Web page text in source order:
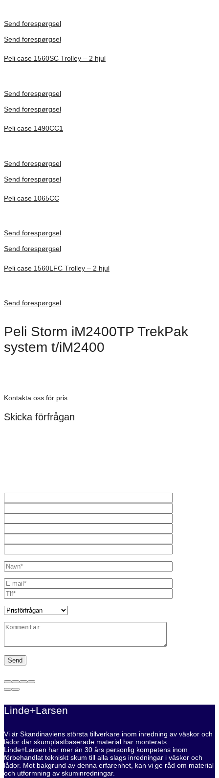
Send forespørgsel
Send forespørgsel
Peli case 1560SC Trolley – 2 hjul
Send forespørgsel
Send forespørgsel
Peli case 1490CC1
Send forespørgsel
Send forespørgsel
Peli case 1065CC
Send forespørgsel
Send forespørgsel
Peli case 1560LFC Trolley – 2 hjul
Send forespørgsel
Peli Storm iM2400TP TrekPak
system t/iM2400
Kontakta oss för pris
Skicka förfrågan
Linde+Larsen
Vi är Skandinaviens största tillverkare inom inredning av väskor och
lådor där skumplastbaserade material har monterats.
Linde+Larsen har mer än 30 års personlig kompetens inom
förbehandlat tekniskt skum till alla slags inredningar i väskor och
lådor. Mot bakgrund av denna erfarenhet, kan vi ge råd om material
och utformning av skuminredningar.